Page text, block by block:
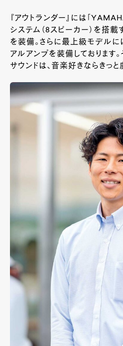
『アウトランダー』には「
システム（8スピーカー）を搭載
を装備。さらに最上級モデルに
アルアンプを装備しております
サウンドは、音楽好きならきっと